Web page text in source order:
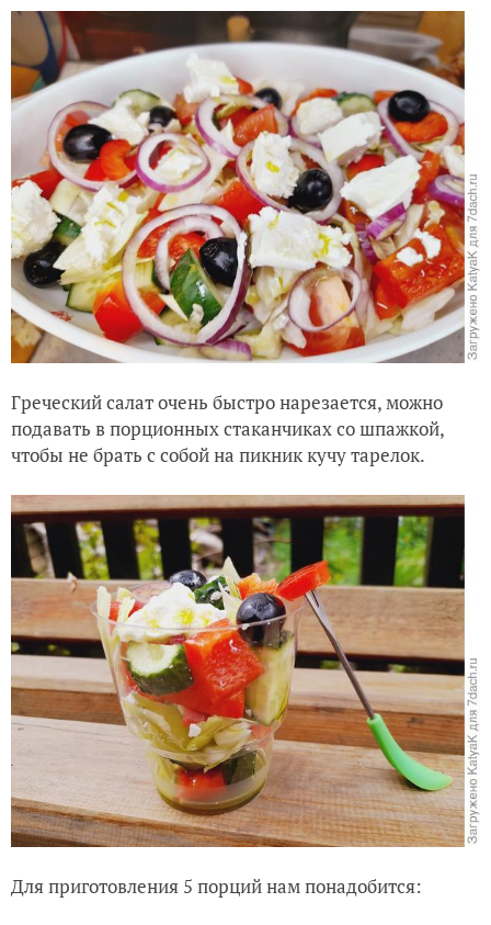
Греческий салат очень быстро нарезается, можно
подавать в порционных стаканчиках со шпажкой,
чтобы не брать с собой на пикник кучу тарелок.
Для приготовления 5 порций нам понадобится: